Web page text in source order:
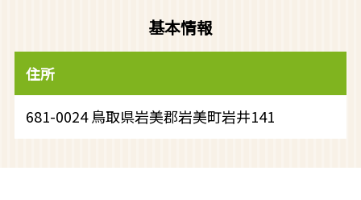
基本情報
住所
681-0024 鳥取県岩美郡岩美町岩井141